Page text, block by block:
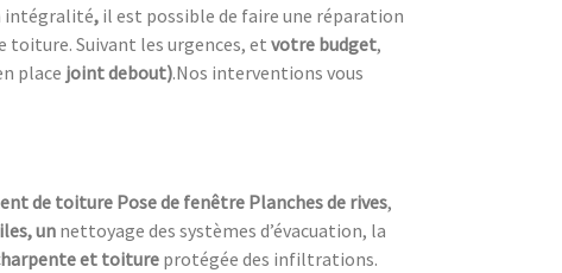
intégralité, il est possible de faire une réparation
toiture. Suivant les urgences, et votre budget,
place joint debout).Nos interventions vous
de toiture Pose de fenêtre Planches de rives,
un nettoyage des systèmes d’évacuation, la
et toitureprotégée des infiltrations.